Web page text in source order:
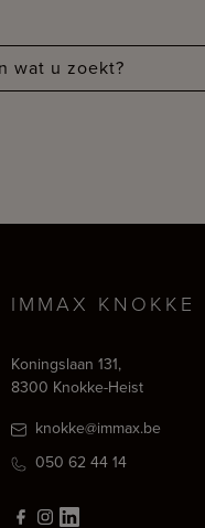
wat u zoekt?
IMMAX KNOKKE
Koningslaan 131,
8300 Knokke-Heist
knokke@immax.be
050 62 44 14